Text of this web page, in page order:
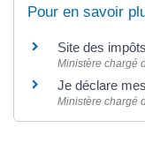
Pour en savoir
Site des impôts
Ministère chargé
Je déclare
Ministère chargé